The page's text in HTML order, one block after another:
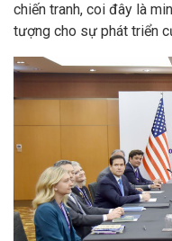
chiến tranh, coi đây là
tượng cho sự phát triển